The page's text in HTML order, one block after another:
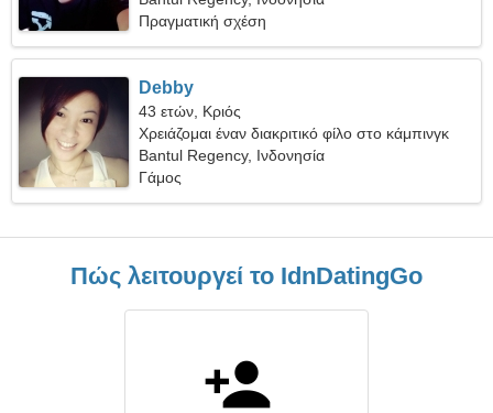
Πραγματική σχέση
Debby
43 ετών, Κριός
Χρειάζομαι έναν διακριτικό φίλο στο κάμπινγκ
Bantul Regency, Ινδονησία
Γάμος
Πώς λειτουργεί το IdnDatingGo